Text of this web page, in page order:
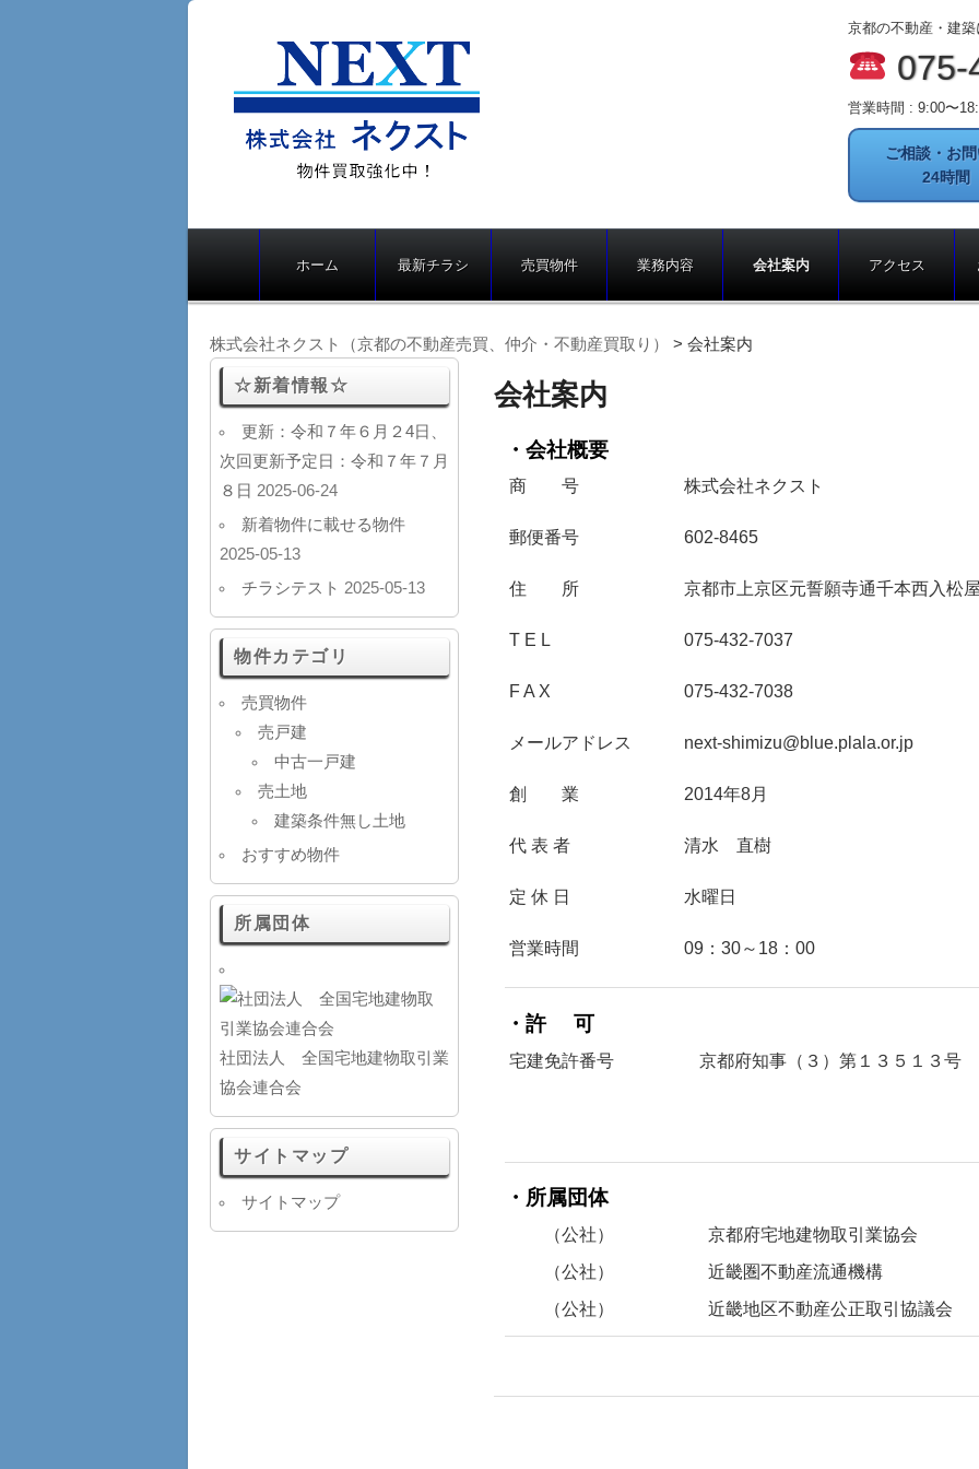
（京都の不動産売
買取り）
京都の不動産・建
075-
営業時間 : 9:00〜
ご相談・お
24時間
ホーム 最新チラシ 売買物件 業務内容 会社案内 アクセス
株式会社ネクスト（京都の不動産売買、仲介・不動産買取り） > 会社案内
会社案内
・会社概要
商 号 株式会社ネクスト
郵便番号 602-8465
住 所 京都市上京区元誓願寺通千本西入松
T E L 075-432-7037
F A X 075-432-7038
メールアドレス next-shimizu@blue.plala.or.jp
創 業 2014年8月
代 表 者 清水 直樹
定 休 日 水曜日
営業時間 09：30～18：00
・許 可
宅建免許番号 京都府知事（３）第１３５１３号
・所属団体
（公社）
京都府宅地建物取引業協会
（公社）
近畿圏不動産流通機構
（公社）
近畿地区不動産公正取引協議会
☆新着情報☆
更新：令和７年６月２4日、
次回更新予定日：令和７年７月
８日 2025-06-24
新着物件に載せる物件
2025-05-13
チラシテスト 2025-05-13
物件カテゴリ
売買物件
売戸建
中古一戸建
売土地
建築条件無し土地
おすすめ物件
所属団体
社団法人 全国宅地建物取引業
協会連合会
サイトマップ
サイトマップ